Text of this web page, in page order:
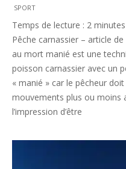
2013-
04-
30
SPORT
Temps de lecture : 2 minutes
Pêche carnassier – article
au mort manié est une
poisson carnassier avec un
« manié » car le pêcheur
mouvements plus ou moins
l’impression d’être